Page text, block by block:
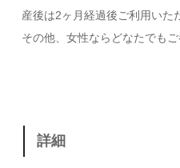
産後は2ヶ月経過後ご利用いた
その他、女性ならどなたでもご
詳細